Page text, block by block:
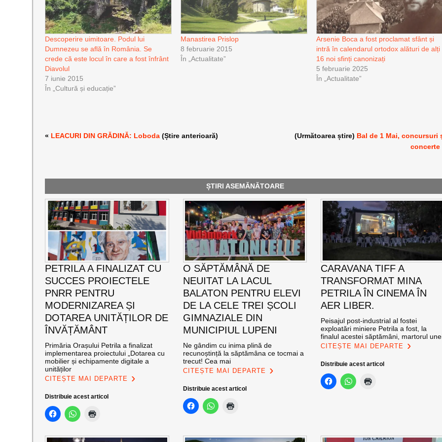
Descoperire uimitoare. Podul lui
Dumnezeu se află în România. Se
crede că este locul în care a fost înfrânt
Diavolul
7 iunie 2015
În „Cultură și educație”
Manastirea Prislop
8 februarie 2015
În „Actualitate”
Arsenie Boca a fost proclamat sfânt și
intră în calendarul ortodox alături de alți
16 noi sfinți canonizați
5 februarie 2025
În „Actualitate”
« LEACURI DIN GRĂDINĂ: Loboda (Știre anterioară) (Următoarea știre) Bal de 1 Mai, concursuri
concerte
ȘTIRI ASEMĂNĂTOARE
PETRILA A FINALIZAT CU
SUCCES PROIECTELE
PNRR PENTRU
MODERNIZAREA ȘI
DOTAREA UNITĂȚILOR DE
ÎNVĂȚĂMÂNT
Primăria Orașului Petrila a finalizat
implementarea proiectului „Dotarea cu
mobilier și echipamente digitale a
unităților
CITEȘTE MAI DEPARTE
Distribuie acest articol
O SĂPTĂMÂNĂ DE
NEUITAT LA LACUL
BALATON PENTRU ELEVI
DE LA CELE TREI ȘCOLI
GIMNAZIALE DIN
MUNICIPIUL LUPENI
Ne gândim cu inima plină de
recunoștință la săptămâna ce tocmai a
trecut! Cea mai
CITEȘTE MAI DEPARTE
Distribuie acest articol
CARAVANA TIFF A
TRANSFORMAT MINA
PETRILA ÎN CINEMA ÎN
AER LIBER.
Peisajul post-industrial al fostei
exploatări miniere Petrila a fost, la
finalul acestei săptămâni, martorul
CITEȘTE MAI DEPARTE
Distribuie acest articol